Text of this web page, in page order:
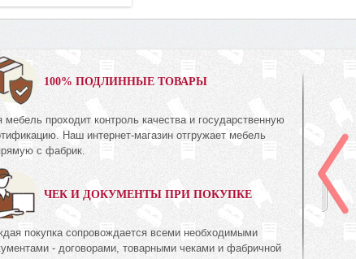
100% ПОДЛИННЫЕ ТОВАРЫ
мебель проходит контроль качества и государственную
Наш интернет-магазин отгружает мебель
с фабрик.
ЧЕК И ДОКУМЕНТЫ ПРИ ПОКУПКЕ
покупка сопровождается всеми необходимыми
- договорами, товарными чеками и фабричной
0%
Шкаф для одежды
1 395 1 395